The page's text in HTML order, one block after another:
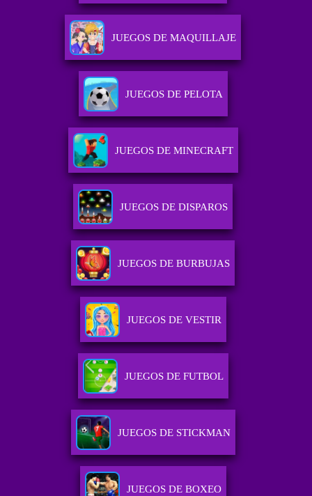
JUEGOS DE MAQUILLAJE
JUEGOS DE PELOTA
JUEGOS DE MINECRAFT
JUEGOS DE DISPAROS
JUEGOS DE BURBUJAS
JUEGOS DE VESTIR
JUEGOS DE FUTBOL
JUEGOS DE STICKMAN
JUEGOS DE BOXEO